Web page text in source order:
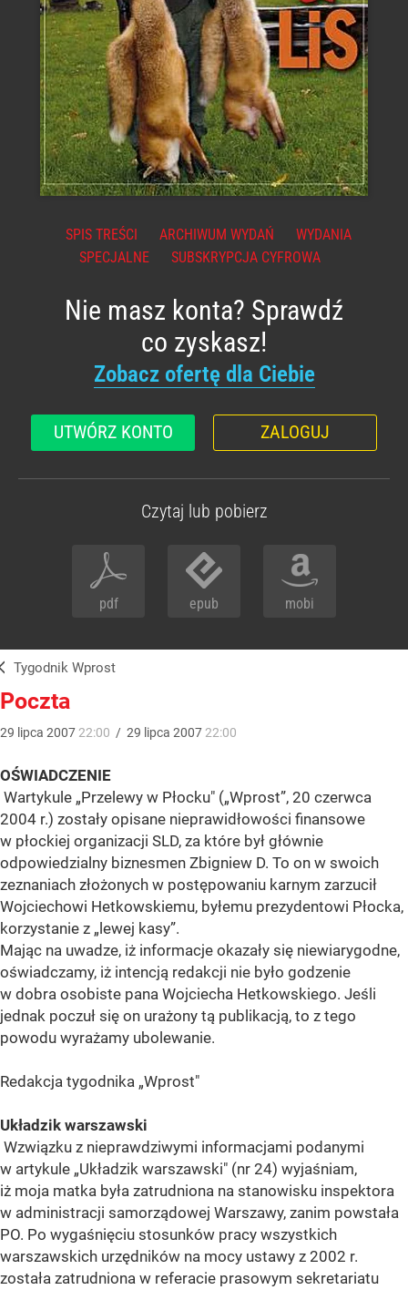
SPIS TREŚCI ARCHIWUM WYDAŃ
WYDANIA
SPECJALNE
SUBSKRYPCJA CYFROWA
Nie masz konta? Sprawdź
co zyskasz!
Zobacz ofertę dla Ciebie
UTWÓRZ KONTO ZALOGUJ
Czytaj lub pobierz
pdf epub mobi
Tygodnik Wprost
Poczta
29 lipca 2007 22:00 / 29 lipca 2007 22:00
OŚWIADCZENIE
Wartykule „Przelewy w Płocku" („Wprost”, 20 czerwca
2004 r.) zostały opisane nieprawidłowości finansowe
w płockiej organizacji SLD, za które był głównie
odpowiedzialny biznesmen Zbigniew D. To on w swoich
zeznaniach złożonych w postępowaniu karnym zarzucił
Wojciechowi Hetkowskiemu, byłemu prezydentowi Płocka,
korzystanie z „lewej kasy”.
Mając na uwadze, iż informacje okazały się niewiarygodne,
oświadczamy, iż intencją redakcji nie było godzenie
w dobra osobiste pana Wojciecha Hetkowskiego. Jeśli
jednak poczuł się on urażony tą publikacją, to z tego
powodu wyrażamy ubolewanie.
Redakcja tygodnika „Wprost"
Układzik warszawski
Wzwiązku z nieprawdziwymi informacjami podanymi
w artykule „Układzik warszawski" (nr 24) wyjaśniam,
iż moja matka była zatrudniona na stanowisku inspektora
w administracji samorządowej Warszawy, zanim powstała
PO. Po wygaśnięciu stosunków pracy wszystkich
warszawskich urzędników na mocy ustawy z 2002 r.
została zatrudniona w referacie prasowym sekretariatu